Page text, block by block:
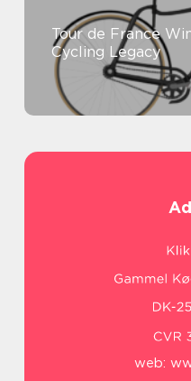
Tour de France
Cycling Legacy
web: